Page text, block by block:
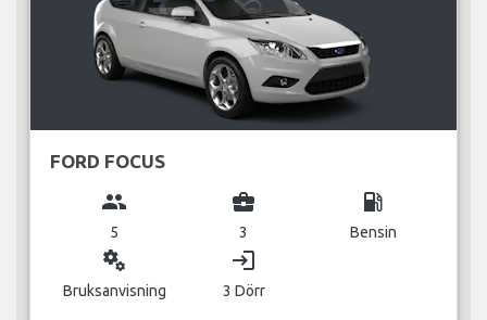
FORD FOCUS
group
5
business_center
3
local_gas_station
Bensin
miscellaneous_services
Bruksanvisning
login
3 Dörr